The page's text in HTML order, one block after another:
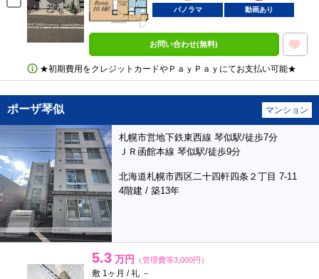
パノラマ 動画あり
お問い合わせ(無料)
★初期費用をクレジットカードやＰａｙＰａｙにてお支払い可能★
ポーザ琴似 マンション
札幌市営地下鉄東西線 琴似駅/徒歩7分
ＪＲ函館本線 琴似駅/徒歩9分
北海道札幌市西区二十四軒四条２丁目 7-11
4階建 / 築13年
5.3 万円 （管理費等3,000円）
敷 1ヶ月 / 礼 －